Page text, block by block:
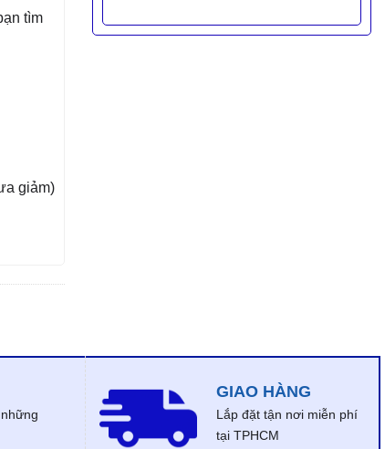
tìm
giảm)
GIAO HÀNG
Lắp đặt tận nơi miễn phí
tại TPHCM